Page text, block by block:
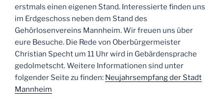
erstmals einen eigenen Stand. Interessierte finden uns
im Erdgeschoss neben dem Stand des
Gehörlosenvereins Mannheim. Wir freuen uns über
eure Besuche. Die Rede von Oberbürgermeister
Christian Specht um 11 Uhr wird in Gebärdensprache
gedolmetscht. Weitere Informationen sind unter
folgender Seite zu finden: Neujahrsempfang der Stadt
Mannheim